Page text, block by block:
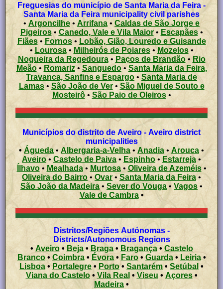
Freguesias do município de Santa Maria da Feira -
Santa Maria da Feira municipality civil parishes
• Argoncilhe • Arrifana •Caldas de São Jorge e
Pigeiros• Canedo, Vale e Vila Maior• Escapães•
Fiães• Fornos• Lobão, Gião, Louredo e Guisande
• Lourosa• Milheirós de Poiares• Mozelos•
Nogueira da Regedoura• Paços de Brandão• Rio
Meão• Romariz• Sanguedo•Santa Maria da Feira,
Travanca, Sanfins e Espargo • Santa Maria de
Lamas• São João de Ver• São Miguel de Souto e
Mosteirô• São Paio de Oleiros•
Municípios do distrito de Aveiro - Aveiro district
municipalities
• Águeda•Albergaria-a-Velha • Anadia• Arouca •
Aveiro• Castelo de Paiva • Espinho •Estarreja •
Ílhavo• Mealhada• Murtosa•Oliveira de Azeméis•
Oliveira do Bairro • Ovar • Santa Maria da Feira •
São João da Madeira • Sever do Vouga • Vagos•
Vale de Cambra •
Distritos/Regiões Autónomas -
Districts/Autonomous Regions
• Aveiro• Beja• Braga• Bragança• Castelo
Branco• Coimbra• Évora• Faro• Guarda•Leiria•
Lisboa • Portalegre • Porto• Santarém • Setúbal •
Viana do Castelo• Vila Real • Viseu • Açores •
Madeira •